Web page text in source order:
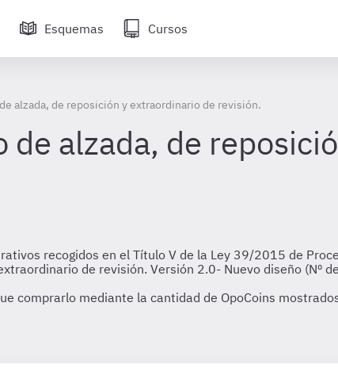
Esquemas Cursos
alzada, de reposición y extraordinario de revisión.
de alzada, de
recogidos en el Título V de la Ley 39/2015 de
de revisión. Versión 2.0- Nuevo diseño (Nº
comprarlo mediante la cantidad de OpoCoins